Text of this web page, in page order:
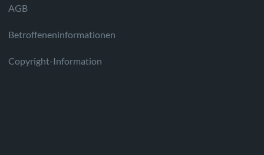
AGB
Betroffeneninformationen
Copyright-Information